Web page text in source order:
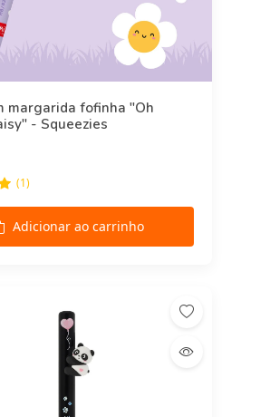
margarida fofinha "Oh
- Squeezies
(1)
Adicionar ao carrinho